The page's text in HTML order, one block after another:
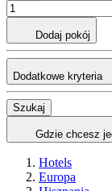
Dodaj pokój
Dodatkowe kryteria
Szukaj
Gdzie chcesz
Hotels
Europa